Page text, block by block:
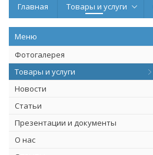
Главная Товары и услуги
Фотогалерея
Товары и услуги
Новости
Статьи
Презентации и документы
О нас